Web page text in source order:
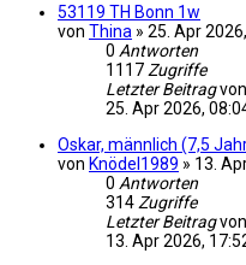
53119 TH Bonn 1w
von Thina » 25. Apr
0 Antworten
1117 Zugriffe
Letzter Beitragvon
25. Apr 2026,
Oskar, männlich (7,5
von Knödel1989 » 13.
0 Antworten
314 Zugriffe
Letzter Beitragvon
13. Apr 2026,